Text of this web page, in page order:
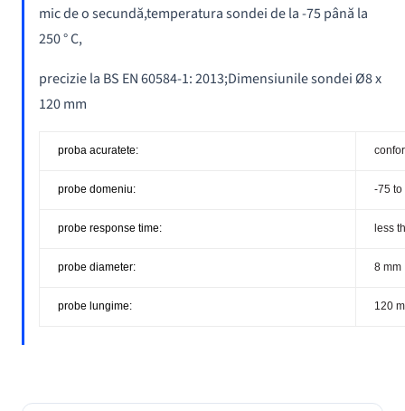
mic de o secundă,temperatura sondei de la -75 până la
250 ° C,
precizie la BS EN 60584-1: 2013;Dimensiunile sondei Ø8 x
120 mm
proba acuratete:
probe domeniu: -75 to
probe response time: less
probe diameter: 8 mm
probe lungime: 120